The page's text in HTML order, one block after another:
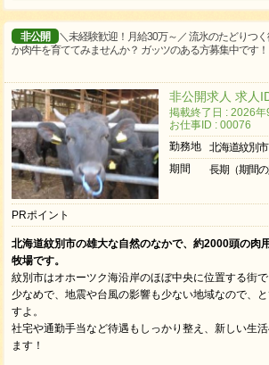
非公開
＼未経験歓迎！月給30万～／ 流氷のたどりつ
か肉牛を育ててみませんか？ ガッツのある方募集中です！
非公開求人 求人
掲載終了日 : 2026年
お仕事ID : 00076
勤務地
北海道紋別市
期間
長期（期間の
PRポイント
北海道紋別市の雄大な自然のなかで、約2000頭の肉
牧場です。
紋別市はオホーツク海沿岸のほぼ中央に位置する街
少なめで、地震や台風の影響も少ない地域なので、
すよ。
社宅や通勤手当など待遇もしっかり整え、新しい生
ます！